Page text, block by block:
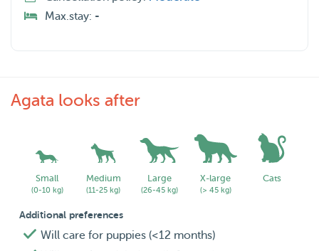
Max.stay: -
Agata looks after
Small
(0-10 kg)
Medium
(11-25 kg)
Large
(26-45 kg)
X-large
(> 45 kg)
Cats
Additional preferences
Will care for puppies (<12 months)